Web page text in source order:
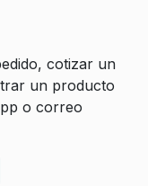
cotizar un
un producto
o correo